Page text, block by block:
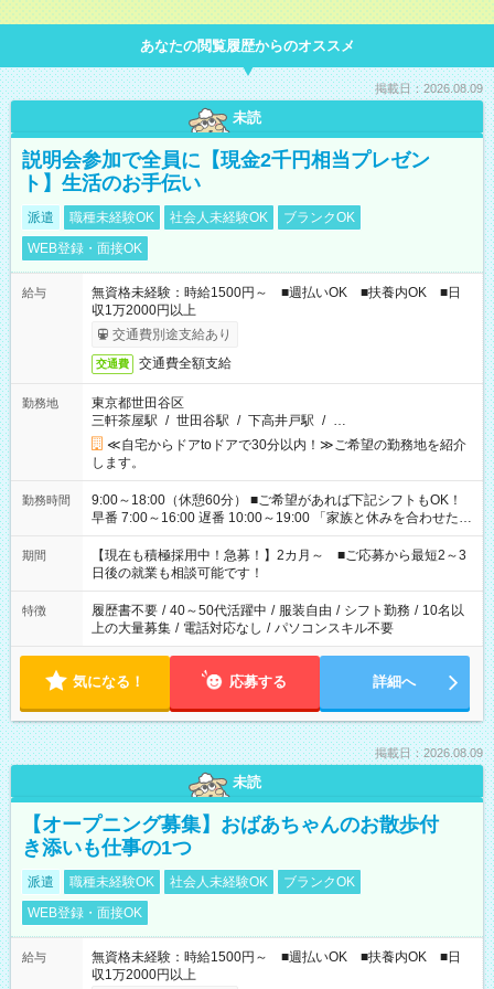
あなたの閲覧履歴からのオススメ
掲載日：2026.08.09
未読
説明会参加で全員に【現金2千円相当プレゼン
ト】生活のお手伝い
派遣 職種未経験OK 社会人未経験OK
ブランクOK
WEB登録・面接OK
給与
無資格未経験：時給1500円～ ■週払いOK ■扶養内OK ■日
収1万2000円以上
交通費別途支給あり
交通費 交通費全額支給
勤務地
東京都世田谷区
三軒茶屋駅 / 世田谷駅 / 下高井戸駅 / …
≪自宅からドアtoドアで30分以内！≫ご希望の勤務地を紹介
します。
勤務時間
9:00～18:00（休憩60分） ■ご希望があれば下記シフトもOK！
早番 7:00～16:00 遅番 10:00～19:00 「家族と休みを合わせた
い」 「余裕を持って夕飯の準備がしたい」 「できれば残業はし
たくない」 など、ご希望を教えてくださいね。 ※Wワーク希望
の方へ 今ご覧のお仕事で希望する勤務時間と、もう1つのお仕事
の勤務時間。 合計で週40時間を超える場合は応募できません。
期間
【現在も積極採用中！急募！】2カ月～ ■ご応募から最短2～3
日後の就業も相談可能です！
特徴 履歴書不要 / 40～50代活躍中 / 服装自由 / シフト勤務 / 10名以
上の大量募集 / 電話対応なし / パソコンスキル不要
気になる！ 応募する 詳細へ
掲載日：2026.08.09
未読
【オープニング募集】おばあちゃんのお散歩付
き添いも仕事の1つ
派遣 職種未経験OK 社会人未経験OK
ブランクOK
WEB登録・面接OK
給与
無資格未経験：時給1500円～ ■週払いOK ■扶養内OK ■日
収1万2000円以上